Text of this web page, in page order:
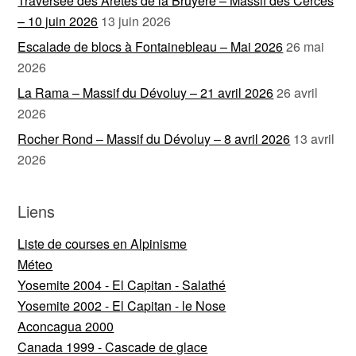
– 10 juin 2026 13 juin 2026
Escalade de blocs à Fontainebleau – Mai 202626 mai
2026
La Rama – Massif du Dévoluy – 21 avril 202626 avril
2026
Rocher Rond – Massif du Dévoluy – 8 avril 2026 13 avril
2026
Liens
Liste de courses en Alpinisme
Méteo
Yosemite 2004 - El Capitan - Salathé
Yosemite 2002 - El Capitan - le Nose
Aconcagua 2000
Canada 1999 - Cascade de glace